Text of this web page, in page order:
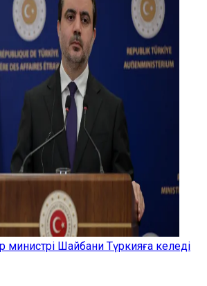
министрі Шайбани Түркияға келеді